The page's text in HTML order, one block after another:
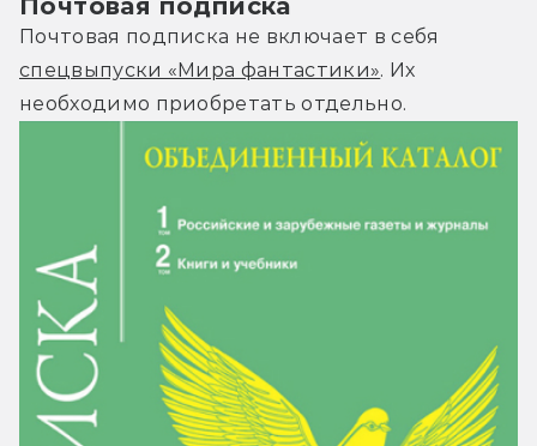
Почтовая подписка не включает в себя
спецвыпуски «Мира фантастики». Их
необходимо приобретать отдельно.